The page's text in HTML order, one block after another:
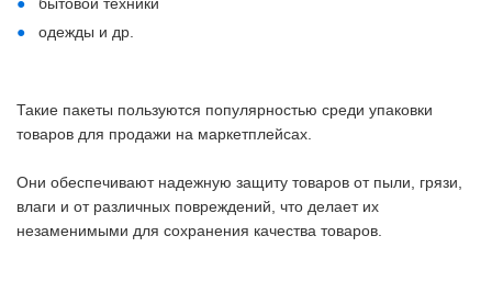
одежды и др.
Такие пакеты пользуются популярностью среди упаковки
товаров для продажи на маркетплейсах.
Они обеспечивают надежную защиту товаров от пыли, грязи,
влаги и от различных повреждений, что делает их
незаменимыми для сохранения качества товаров.